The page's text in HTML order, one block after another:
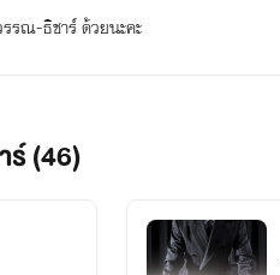
รณ-ธิชาร์ ด้วยนะคะ
(46)